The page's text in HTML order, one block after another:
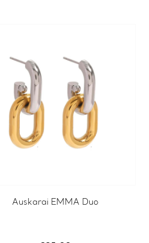
Auskarai EMMA Duo